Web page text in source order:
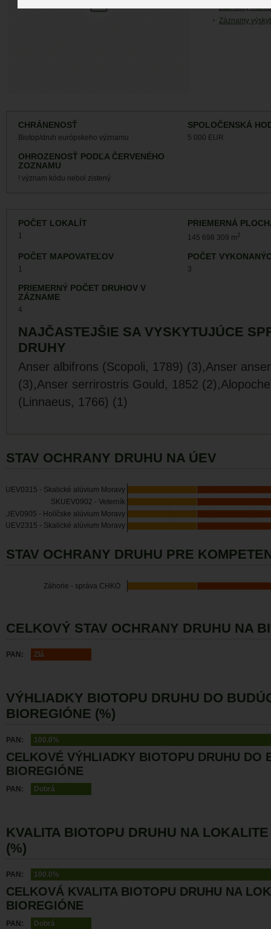
Záznamy
Záznamy
CHRÁNENOSŤ
Biotop/druh európskeho významu
SPOLOČENSKÁ
5 000 EUR
OHROZENOSŤ PODĽA ČERVENÉHO
ZOZNAMU
! význam kódu nebol zistený
POČET LOKALÍT
1
PRIEMERNÁ
145 698 309 m2
POČET MAPOVATEĽOV
1
POČET
3
PRIEMERNÝ POČET DRUHOV V
ZÁZNAME
4
NAJČASTEJŠIE SA VYSKYTUJÚCE
DRUHY
Anser albifrons (Scopoli, 1789) (3),Anser
(3),Anser serrirostris Gould, 1852
(Linnaeus, 1766) (1)
STAV OCHRANY DRUHU NA ÚEV
- Skalické alúvium Moravy
SKUEV0902 - Veterník
- Holíčske alúvium Moravy
- Skalické alúvium Moravy
STAV OCHRANY DRUHU PRE
Záhorie - správa CHKO
CELKOVÝ STAV OCHRANY DRUHU NA
PAN: Zlá
VÝHLIADKY BIOTOPU DRUHU DO
BIOREGIÓNE (%)
PAN: 100.0%
CELKOVÉ VÝHLIADKY BIOTOPU DRUHU DO
BIOREGIÓNE
PAN: Dobrá
KVALITA BIOTOPU DRUHU NA
(%)
PAN: 100.0%
CELKOVÁ KVALITA BIOTOPU DRUHU NA
BIOREGIÓNE
PAN: Dobrá